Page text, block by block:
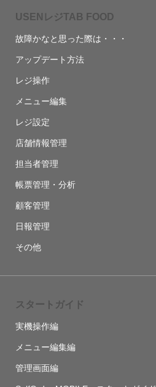
USENレジTAB FOOD
故障かなと思った際は・・・
アップデート方法
レジ操作
メニュー編集
レジ設定
店舗情報管理
担当者管理
帳票管理・分析
顧客管理
日報管理
その他
スタートガイド
実機操作編
メニュー編集編
管理画面編